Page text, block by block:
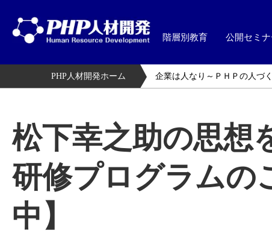
階層別教育 公開セミ
PHP人材開発ホーム 企業は人なり～ＰＨＰの人づ
松下幸之助の思想
研修プログラムの
中】